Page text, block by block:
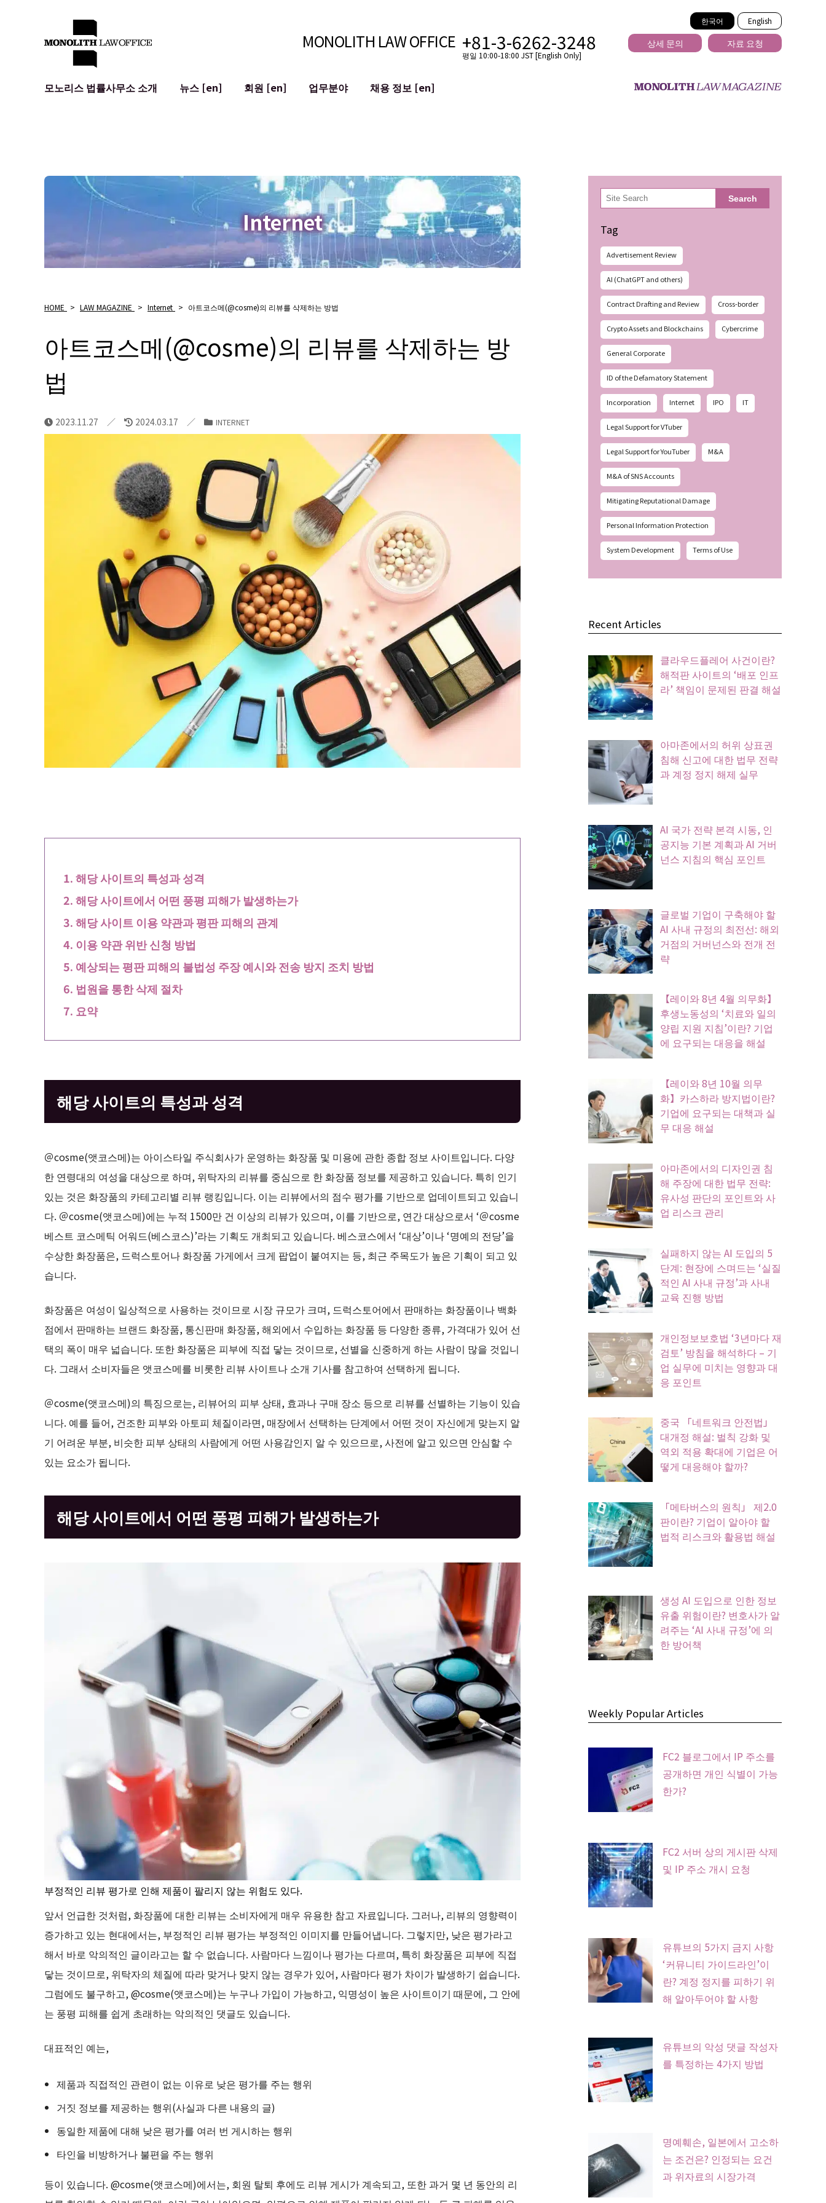
한국어 English
MONOLITH LAW OFFICE +81-3-6262-3248
평일 10:00-18:00 JST [English Only]
상세 문의 자료 요청
모노리스 법률사무소 소개
뉴스 [en] 회원 [en]
업무분야
개인정보 보호
광고 리뷰
AI (ChatGPT 등)
사이버 범죄
평판 손상 완화
명예훼손 발언의 ID
채용 정보 [en]
Internet
HOME > LAW MAGAZINE > Internet > 아트코스메(@cosme)의 리뷰를 삭제하는 방법
아트코스메(@cosme)의 리뷰를 삭제하는 방
법
2023.11.27 2024.03.17 INTERNET
해당 사이트의 특성과 성격
해당 사이트에서 어떤 풍평 피해가 발생하는가
해당 사이트 이용 약관과 평판 피해의 관계
이용 약관 위반 신청 방법
예상되는 평판 피해의 불법성 주장 예시와 전송 방지 조치 방법
법원을 통한 삭제 절차
요약
해당 사이트의 특성과 성격
＠cosme(앳코스메)는 아이스타일 주식회사가 운영하는 화장품 및 미용에 관한 종합 정보 사이트입니다. 다양
한 연령대의 여성을 대상으로 하며, 위탁자의 리뷰를 중심으로 한 화장품 정보를 제공하고 있습니다. 특히 인기
있는 것은 화장품의 카테고리별 리뷰 랭킹입니다. 이는 리뷰에서의 점수 평가를 기반으로 업데이트되고 있습니
다. ＠cosme(앳코스메)에는 누적 1500만 건 이상의 리뷰가 있으며, 이를 기반으로, 연간 대상으로서 ‘＠cosme
베스트 코스메틱 어워드(베스코스)’라는 기획도 개최되고 있습니다. 베스코스에서 ‘대상’이나 ‘명예의 전당’을
수상한 화장품은, 드럭스토어나 화장품 가게에서 크게 팝업이 붙여지는 등, 최근 주목도가 높은 기획이 되고 있
습니다.
화장품은 여성이 일상적으로 사용하는 것이므로 시장 규모가 크며, 드럭스토어에서 판매하는 화장품이나 백화
점에서 판매하는 브랜드 화장품, 통신판매 화장품, 해외에서 수입하는 화장품 등 다양한 종류, 가격대가 있어 선
택의 폭이 매우 넓습니다. 또한 화장품은 피부에 직접 닿는 것이므로, 선별을 신중하게 하는 사람이 많을 것입니
다. 그래서 소비자들은 앳코스메를 비롯한 리뷰 사이트나 소개 기사를 참고하여 선택하게 됩니다.
＠cosme(앳코스메)의 특징으로는, 리뷰어의 피부 상태, 효과나 구매 장소 등으로 리뷰를 선별하는 기능이 있습
니다. 예를 들어, 건조한 피부와 아토피 체질이라면, 매장에서 선택하는 단계에서 어떤 것이 자신에게 맞는지 알
기 어려운 부분, 비슷한 피부 상태의 사람에게 어떤 사용감인지 알 수 있으므로, 사전에 알고 있으면 안심할 수
있는 요소가 됩니다.
해당 사이트에서 어떤 풍평 피해가 발생하는가
부정적인 리뷰 평가로 인해 제품이 팔리지 않는 위험도 있다.
앞서 언급한 것처럼, 화장품에 대한 리뷰는 소비자에게 매우 유용한 참고 자료입니다. 그러나, 리뷰의 영향력이
증가하고 있는 현대에서는, 부정적인 리뷰 평가는 부정적인 이미지를 만들어냅니다. 그렇지만, 낮은 평가라고
해서 바로 악의적인 글이라고는 할 수 없습니다. 사람마다 느낌이나 평가는 다르며, 특히 화장품은 피부에 직접
닿는 것이므로, 위탁자의 체질에 따라 맞거나 맞지 않는 경우가 있어, 사람마다 평가 차이가 발생하기 쉽습니다.
그럼에도 불구하고, @cosme(앳코스메)는 누구나 가입이 가능하고, 익명성이 높은 사이트이기 때문에, 그 안에
는 풍평 피해를 쉽게 초래하는 악의적인 댓글도 있습니다.
대표적인 예는,
제품과 직접적인 관련이 없는 이유로 낮은 평가를 주는 행위
거짓 정보를 제공하는 행위(사실과 다른 내용의 글)
동일한 제품에 대해 낮은 평가를 여러 번 게시하는 행위
타인을 비방하거나 불편을 주는 행위
등이 있습니다. @cosme(앳코스메)에서는, 회원 탈퇴 후에도 리뷰 게시가 계속되고, 또한 과거 몇 년 동안의 리
検
索 Search
Tag
Advertisement Review
AI (ChatGPT and others)
Contract Drafting and Review Cross-border
Crypto Assets and Blockchains Cybercrime
General Corporate
ID of the Defamatory Statement
Incorporation Internet IPO IT
Legal Support for VTuber
Legal Support for YouTuber M&A
M&A of SNS Accounts
Mitigating Reputational Damage
Personal Information Protection
System Development Terms of Use
Recent Articles
클라우드플레어 사건이란?
해적판 사이트의 ‘배포 인프
라’ 책임이 문제된 판결 해설
아마존에서의 허위 상표권
침해 신고에 대한 법무 전략
과 계정 정지 해제 실무
AI 국가 전략 본격 시동, 인
공지능 기본 계획과 AI 거버
넌스 지침의 핵심 포인트
글로벌 기업이 구축해야 할
AI 사내 규정의 최전선: 해외
거점의 거버넌스와 전개 전
략
【레이와 8년 4월 의무화】
후생노동성의 ‘치료와 일의
양립 지원 지침’이란? 기업
에 요구되는 대응을 해설
【레이와 8년 10월 의무
화】카스하라 방지법이란?
기업에 요구되는 대책과 실
무 대응 해설
아마존에서의 디자인권 침
해 주장에 대한 법무 전략:
유사성 판단의 포인트와 사
업 리스크 관리
실패하지 않는 AI 도입의 5
단계: 현장에 스며드는 ‘실질
적인 AI 사내 규정’과 사내
교육 진행 방법
개인정보보호법 ‘3년마다 재
검토’ 방침을 해석하다 – 기
업 실무에 미치는 영향과 대
응 포인트
중국 「네트워크 안전법」
대개정 해설: 벌칙 강화 및
역외 적용 확대에 기업은 어
떻게 대응해야 할까?
「메타버스의 원칙」 제2.0
판이란? 기업이 알아야 할
법적 리스크와 활용법 해설
생성 AI 도입으로 인한 정보
유출 위험이란? 변호사가 알
려주는 ‘AI 사내 규정’에 의
한 방어책
Weekly Popular Articles
FC2 블로그에서 IP 주소를
공개하면 개인 식별이 가능
한가?
FC2 서버 상의 게시판 삭제
및 IP 주소 개시 요청
유튜브의 5가지 금지 사항
‘커뮤니티 가이드라인’이
란? 계정 정지를 피하기 위
해 알아두어야 할 사항
유튜브의 악성 댓글 작성자
를 특정하는 4가지 방법
명예훼손, 일본에서 고소하
는 조건은? 인정되는 요건
과 위자료의 시장가격